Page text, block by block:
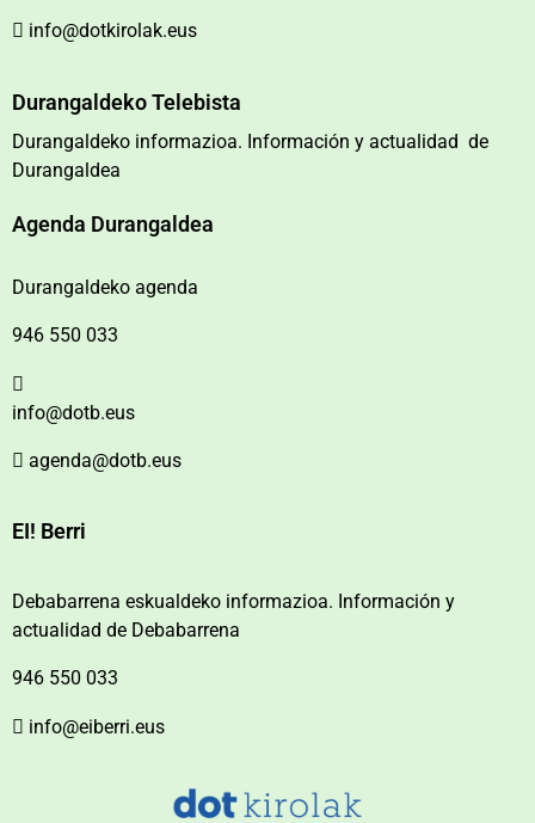
info@dotkirolak.eus
Durangaldeko Telebista
Durangaldeko informazioa. Información y actualidad de
Durangaldea
Agenda Durangaldea
Durangaldeko agenda
946 550 033
info@dotb.eus
agenda@dotb.eus
EI! Berri
Debabarrena eskualdeko informazioa. Información y
actualidad de Debabarrena
946 550 033
info@eiberri.eus